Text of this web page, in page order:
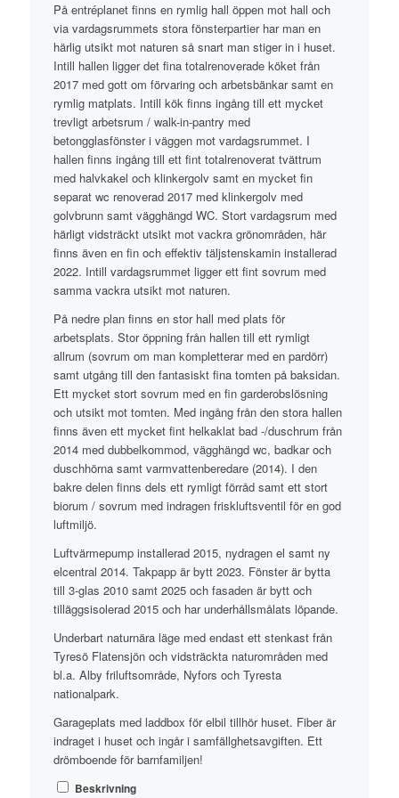
På entréplanet finns en rymlig hall öppen mot hall och
via vardagsrummets stora fönsterpartier har man en
härlig utsikt mot naturen så snart man stiger in i huset.
Intill hallen ligger det fina totalrenoverade köket från
2017 med gott om förvaring och arbetsbänkar samt en
rymlig matplats. Intill kök finns ingång till ett mycket
trevligt arbetsrum / walk-in-pantry med
betongglasfönster i väggen mot vardagsrummet. I
hallen finns ingång till ett fint totalrenoverat tvättrum
med halvkakel och klinkergolv samt en mycket fin
separat wc renoverad 2017 med klinkergolv med
golvbrunn samt vägghängd WC. Stort vardagsrum med
härligt vidsträckt utsikt mot vackra grönområden, här
finns även en fin och effektiv täljstenskamin installerad
2022. Intill vardagsrummet ligger ett fint sovrum med
samma vackra utsikt mot naturen.
På nedre plan finns en stor hall med plats för
arbetsplats. Stor öppning från hallen till ett rymligt
allrum (sovrum om man kompletterar med en pardörr)
samt utgång till den fantasiskt fina tomten på baksidan.
Ett mycket stort sovrum med en fin garderobslösning
och utsikt mot tomten. Med ingång från den stora hallen
finns även ett mycket fint helkaklat bad -/duschrum från
2014 med dubbelkommod, vägghängd wc, badkar och
duschhörna samt varmvattenberedare (2014). I den
bakre delen finns dels ett rymligt förråd samt ett stort
biorum / sovrum med indragen friskluftsventil för en god
luftmiljö.
Luftvärmepump installerad 2015, nydragen el samt ny
elcentral 2014. Takpapp är bytt 2023. Fönster är bytta
till 3-glas 2010 samt 2025 och fasaden är bytt och
tilläggsisolerad 2015 och har underhållsmålats löpande.
Underbart naturnära läge med endast ett stenkast från
Tyresö Flatensjön och vidsträckta naturområden med
bl.a. Alby friluftsområde, Nyfors och Tyresta
nationalpark.
Garageplats med laddbox för elbil tillhör huset. Fiber är
indraget i huset och ingår i samfällghetsavgiften. Ett
drömboende för barnfamiljen!
Beskrivning